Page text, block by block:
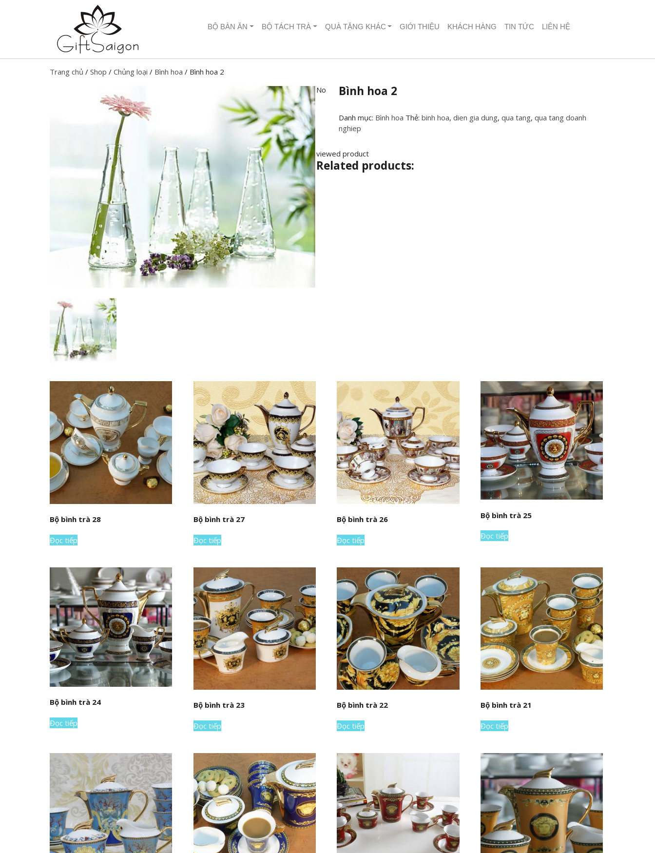
BỘ BÀN ĂN BỘ TÁCH TRÀ QUÀ TẶNG KHÁC GIỚI THIỆU KHÁCH HÀNG TIN TỨC LIÊN HỆ
Trang chủ / Shop / Chủng loại / Bình hoa / Bình hoa 2
Bình hoa 2
Danh mục: Bình hoa Thẻ: binh hoa, dien gia dung, qua tang, qua tang doanh
nghiep
No
viewed product
Related products:
Bộ bình trà 28
Đọc tiếp
Bộ bình trà 27
Đọc tiếp
Bộ bình trà 26
Đọc tiếp
Bộ bình trà 25
Đọc tiếp
Bộ bình trà 24
Đọc tiếp
Bộ bình trà 23
Đọc tiếp
Bộ bình trà 22
Đọc tiếp
Bộ bình trà 21
Đọc tiếp